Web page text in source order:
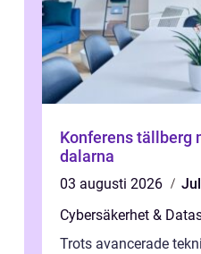
Konferens tällberg möten i hjärtat av
dalarna
03 augusti 2026
Cybersäkerhet &
Trots avancerade